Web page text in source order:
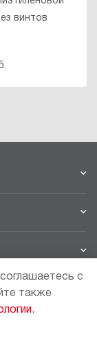
винтов
с
также